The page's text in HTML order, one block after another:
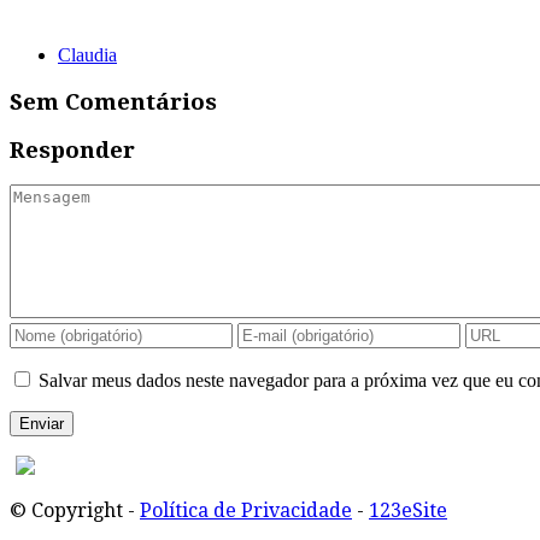
Claudia
Sem Comentários
Responder
Salvar meus dados neste navegador para a próxima vez que eu
© Copyright - Política de Privacidade - 123eSite